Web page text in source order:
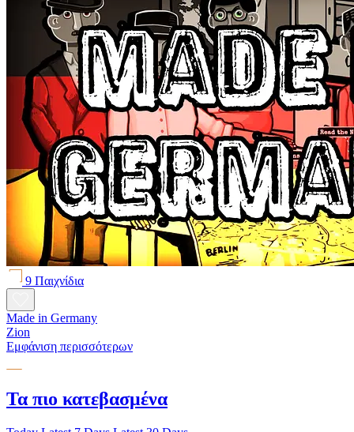
9 Παιχνίδια
Made in Germany
Zion
Εμφάνιση περισσότερων
Τα πιο κατεβασμένα